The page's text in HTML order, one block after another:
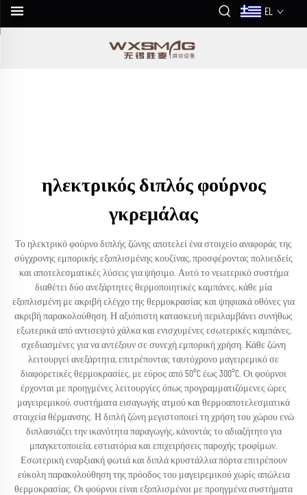
EL
ηλεκτρικός διπλός φούρνος
γκρεμάλας
Το ηλεκτρικό φούρνο διπλής ζώνης αποτελεί ένα στοιχείο αναφοράς της
σύγχρονης εμπορικής εξοπλισμένης κουζίνας, προσφέροντας πολυειδείς
και αποτελεσματικές λύσεις για ψήσιμο. Αυτό το νεωτερικό συστήμα
διαθέτει δύο ανεξάρτητες θερμοποιητικές καμπάνες, κάθε μία
εξοπλισμένη με ακριβή ελέγχο της θερμοκρασίας και ψηφιακά οθόνες για
ακριβή παρακολούθηση. Η αξιόπιστη κατασκευή περιλαμβάνει συνήθως
εξωτερικά από αντισεψτό χάλκα και ενισχυμένες εσωτερικές καμπάνες,
σχεδιασμένες για να αντέξουν σε συνεχή εμπορική χρήση. Κάθε ζώνη
λειτουργεί ανεξάρτητα, επιτρέποντας ταυτόχρονο μαγειρεμικό σε
διαφορετικές θερμοκρασίες, με εύρος από 50°C έως 300°C. Οι φούρνοι
έρχονται με προηγμένες λειτουργίες όπως προγραμματιζόμενες ώρες
μαγειρεμικού, συστήματα εισαγωγής ατμού και θερμοαποτελεσματικά
στοιχεία θέρμανσης. Η διπλή ζώνη μεγιστοποιεί τη χρήση του χώρου ενώ
διπλασιάζει την ικανότητα παραγωγής, κάνοντάς το αδιαζήτητο για
μπαγκετοποιεία, εστιατόρια και επιχειρήσεις παροχής τροφίμων.
Εσωτερική εναρξιακή φωτιά και διπλά κρυστάλλια πόρτα επιτρέπουν
εύκολη παρακολούθηση της πρόοδος του μαγειρεμικού χωρίς απώλεια
θερμοκρασίας. Οι φούρνοι είναι εξοπλισμένοι με προηγμένα συστήματα